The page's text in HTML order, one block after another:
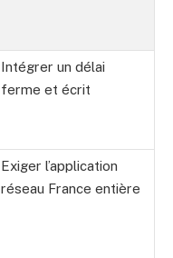
Intégrer un délai
ferme et écrit
Exiger l’application
réseau France entière